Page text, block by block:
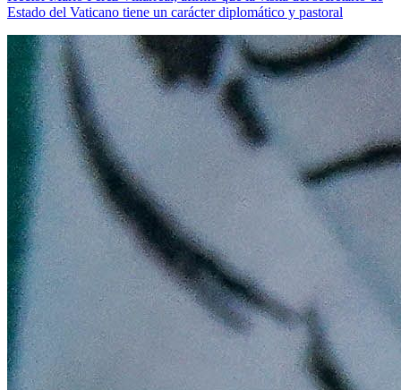
Estado del Vaticano tiene un carácter diplomático y pastoral